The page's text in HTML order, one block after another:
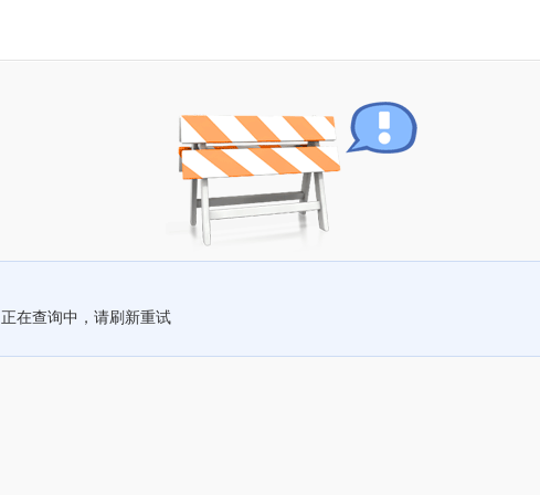
正在查询中，请刷新重试